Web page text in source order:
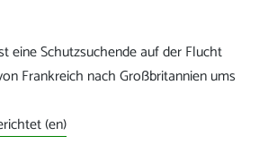
eine Schutzsuchende auf der Flucht
Frankreich nach Großbritannien ums
(en)